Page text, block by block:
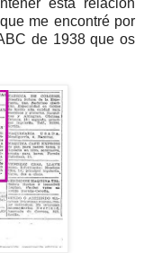
me encontré por
de 1938 que os